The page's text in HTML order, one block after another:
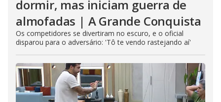
dormir, mas iniciam guerra de
almofadas | A Grande Conquista
Os competidores se divertiram no escuro, e o oficial
disparou para o adversário: 'Tô te vendo rastejando aí'